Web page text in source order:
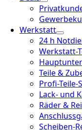
Werkstatt
24 h
Werkstatt-
Teile &
Profi-Teile-
Lack- und
Räder &
Scheiben-